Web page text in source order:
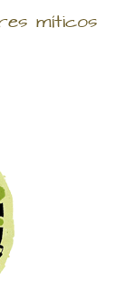
míticos